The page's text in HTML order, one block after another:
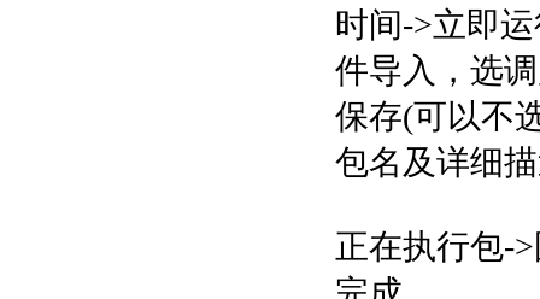
时间->立即
件导入，选
保存(可以不
包名及详细
正在执行包-